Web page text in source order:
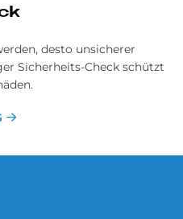
desto unsicherer
Sicherheits-Check schützt